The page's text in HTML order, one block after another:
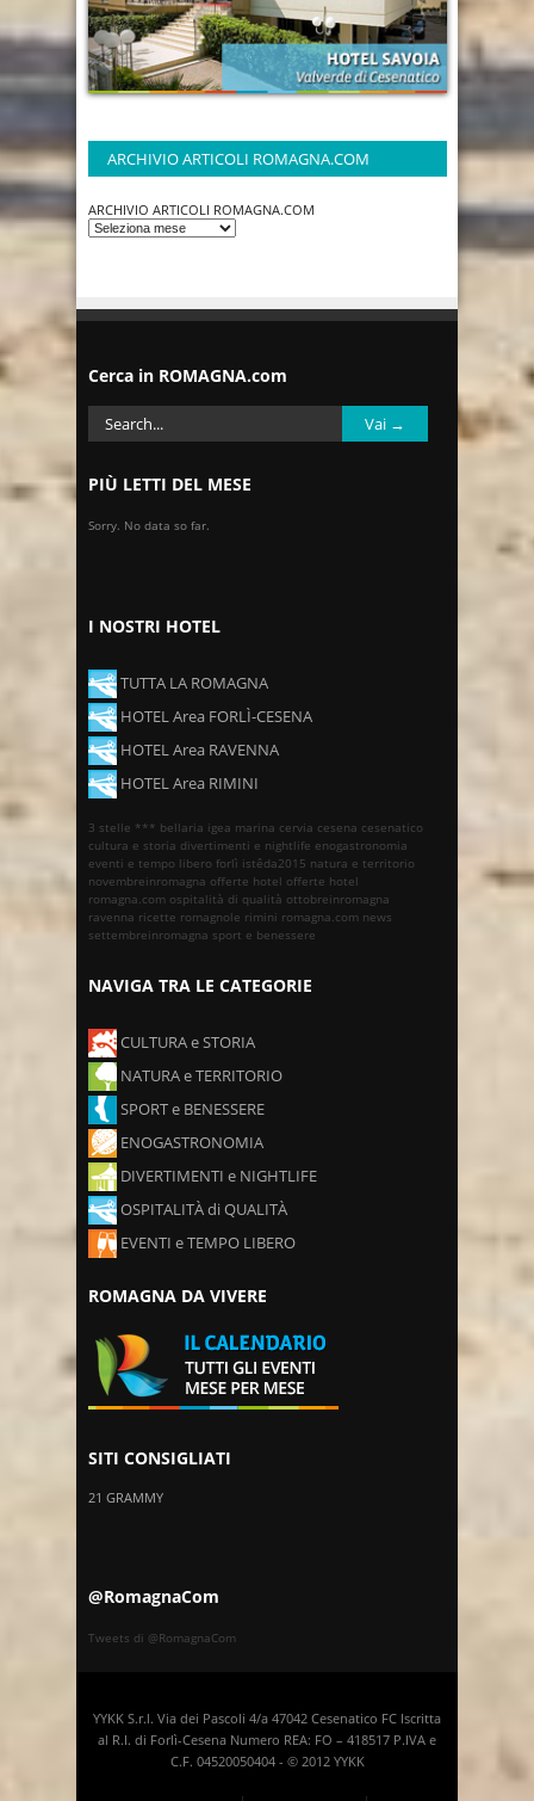
ARCHIVIO ARTICOLI ROMAGNA.COM
ARCHIVIO ARTICOLI ROMAGNA.COM
Cerca in ROMAGNA.com
PIÙ LETTI DEL MESE
Sorry. No data so far.
I NOSTRI HOTEL
TUTTA LA ROMAGNA
HOTEL Area FORLÌ-CESENA
HOTEL Area RAVENNA
HOTEL Area RIMINI
3 stelle *** bellaria igea marina cervia cesena cesenatico
cultura e storia divertimenti e nightlife enogastronomia
eventi e tempo libero forlì istêda2015 natura e territorio
novembreinromagna offerte hotel offerte hotel
romagna.com ospitalità di qualità ottobreinromagna
ravenna ricette romagnole rimini romagna.com news
settembreinromagna sport e benessere
NAVIGA TRA LE CATEGORIE
CULTURA e STORIA
NATURA e TERRITORIO
SPORT e BENESSERE
ENOGASTRONOMIA
DIVERTIMENTI e NIGHTLIFE
OSPITALITÀ di QUALITÀ
EVENTI e TEMPO LIBERO
ROMAGNA DA VIVERE
SITI CONSIGLIATI
21 GRAMMY
@RomagnaCom
Tweets di @RomagnaCom
YYKK S.r.l. Via dei Pascoli 4/a 47042 Cesenatico FC Iscritta
al R.I. di Forlì-Cesena Numero REA: FO – 418517 P.IVA e
C.F. 04520050404 - © 2012 YYKK